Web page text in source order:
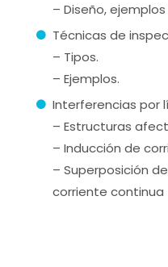
– Diseño,
Técnicas de
– Tipos.
– Ejemplos.
Interferencias por
– Estructuras
– Inducción de
– Superposición
corriente continua